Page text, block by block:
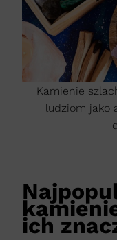
Kamienie
ludziom jako
ich